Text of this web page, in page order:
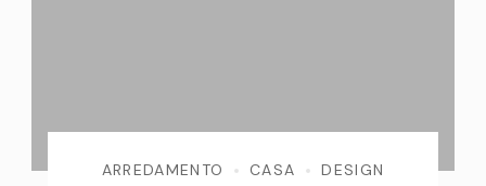
ARREDAMENTO CASA DESIGN